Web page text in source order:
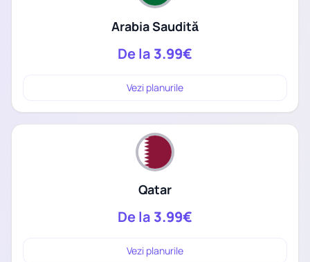
Arabia Saudită
De la 3.99€
Vezi planurile
Qatar
De la 3.99€
Vezi planurile